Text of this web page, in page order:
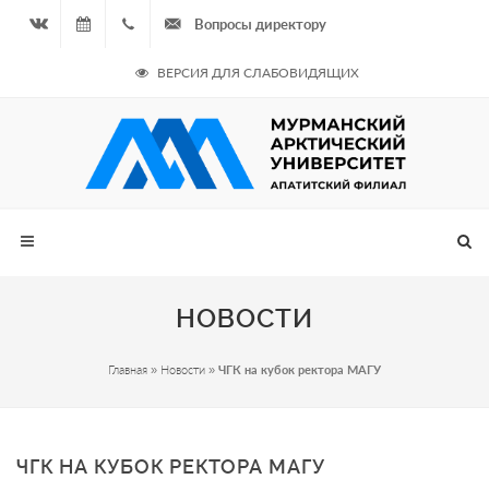
10.08.2026
- Нечётная
неделя
964
687
Вопросы директору
ВЕРСИЯ ДЛЯ СЛАБОВИДЯЩИХ
НОВОСТИ
Главная » Новости » ЧГК на кубок ректора МАГУ
ЧГК НА КУБОК РЕКТОРА МАГУ